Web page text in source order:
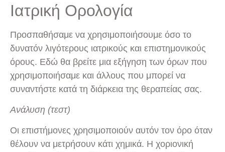
Ιατρική Ορολογία
Προσπαθήσαμε να χρησιμοποιήσουμε όσο το
δυνατόν λιγότερους ιατρικούς και επιστημονικούς
όρους. Εδώ θα βρείτε μια εξήγηση των όρων που
χρησιμοποιήσαμε και άλλους που μπορεί να
συναντήστε κατά τη διάρκεια της θεραπείας σας.
Ανάλυση (τεστ)
Οι επιστήμονες χρησιμοποιούν αυτόν τον όρο όταν
θέλουν να μετρήσουν κάτι χημικά. Η χοριονική